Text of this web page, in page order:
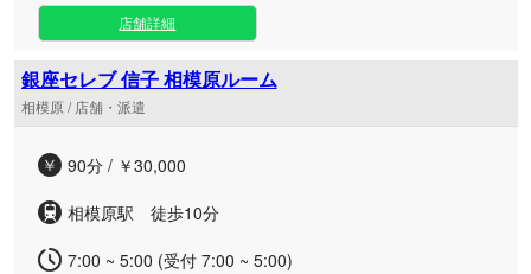
外見の美しさはもちろん、内面からあふれ出る知性と上品な
おもてなしの心を大切にしております。都会の喧騒を忘れ、
最高峰のセレブ感を味わっていただけるスタイリッシュな空
間をご用意いたしました。 日常を離れ、美魔女たちが織り成
す魅惑的で艶やかなひとときに身をゆだねてみませんか。細
特別な時間をご堪能いただけます。 上質な癒やしと贅沢なひ
のご来店を心よりお待ちしております。
店舗詳細
銀座セレブ 信子 相模原ルーム
相模原 / 店舗・派遣
90分 / ￥30,000
相模原駅 徒歩10分
7:00 ~ 5:00 (受付 7:00 ~ 5:00)